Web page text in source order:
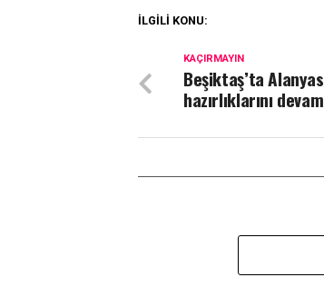
İLGİLİ KONU:
KAÇIRMAYIN
Beşiktaş’ta
hazırlıklarını